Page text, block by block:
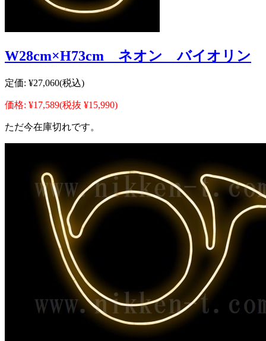
W28cm×H73cm ネオン バイオリン
定価: ¥27,060(税込)
価格: ¥17,589(税抜 ¥15,990)
ただ今在庫切れです。